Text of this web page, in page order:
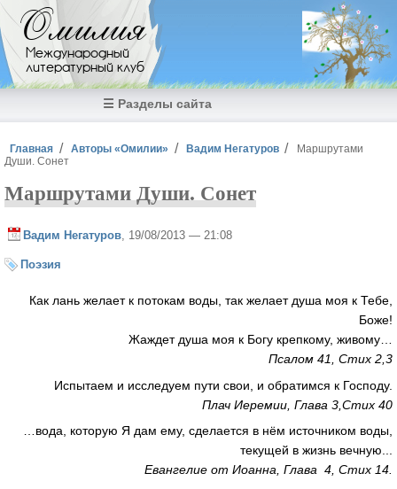
Перейти к основному содержанию
Омилия
Международный
литературный клуб
☰ Разделы сайта
Вы здесь
Главная Авторы «Омилии» Вадим Негатуров
Маршрутами
Души. Сонет
Маршрутами Души. Сонет
Вадим Негатуров , 19/08/2013 — 21:08
Поэзия
Как лань желает к потокам воды, так желает душа моя к Тебе,
Боже!
Жаждет душа моя к Богу крепкому, живому…
Псалом 41, Стих 2,3
Испытаем и исследуем пути свои, и обратимся к Господу.
Плач Иеремии, Глава 3,Стих 40
…вода, которую Я дам ему, сделается в нём источником воды,
текущей в жизнь вечную...
Евангелие от Иоанна, Глава 4, Стих 14.